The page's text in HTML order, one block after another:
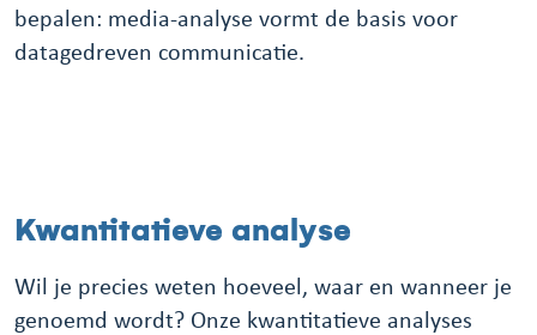
bepalen: media-analyse vormt de basis voor
datagedreven communicatie.
Kwantitatieve analyse
Wil je precies weten hoeveel, waar en wanneer je
genoemd wordt? Onze kwantitatieve analyses